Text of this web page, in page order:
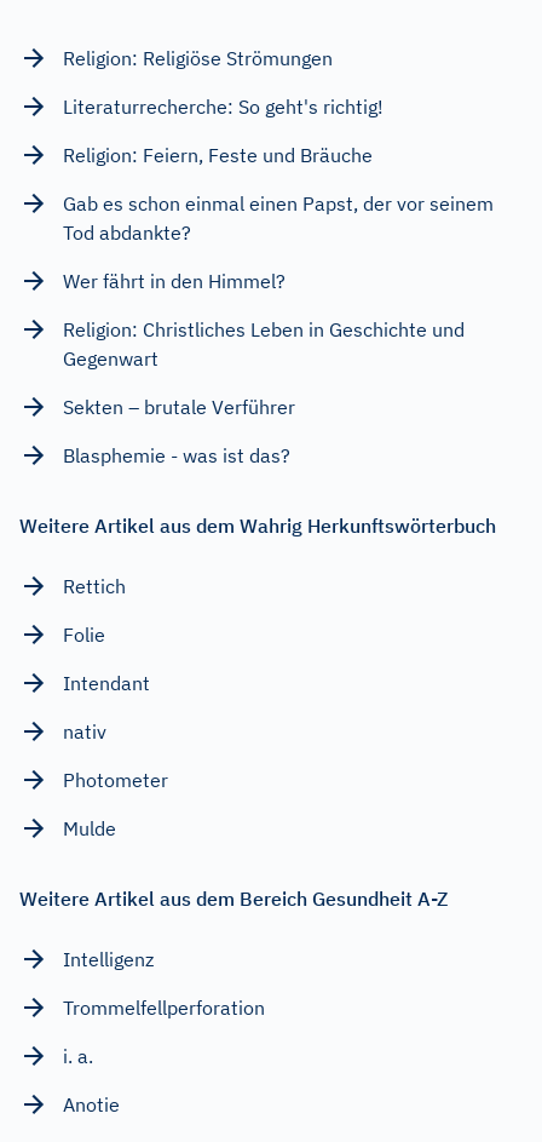
Religion: Religiöse Strömungen
Literaturrecherche: So geht's richtig!
Religion: Feiern, Feste und Bräuche
Gab es schon einmal einen Papst, der vor seinem
Tod abdankte?
Wer fährt in den Himmel?
Religion: Christliches Leben in Geschichte und
Gegenwart
Sekten – brutale Verführer
Blasphemie - was ist das?
Weitere Artikel aus dem Wahrig Herkunftswörterbuch
Rettich
Folie
Intendant
nativ
Photometer
Mulde
Weitere Artikel aus dem Bereich Gesundheit A-Z
Intelligenz
Trommelfellperforation
i. a.
Anotie